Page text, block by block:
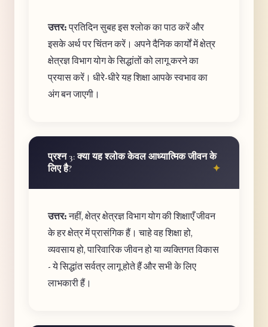
उत्तर:प्रतिदिन सुबह इस श्लोक का पाठ करें और
इसके अर्थ पर चिंतन करें। अपने दैनिक कार्यों में क्षेत्र
क्षेत्रज्ञ विभाग योग के सिद्धांतों को लागू करने का
प्रयास करें। धीरे-धीरे यह शिक्षा आपके स्वभाव का
अंग बन जाएगी।
प्रश्न 3: क्या यह श्लोक केवल आध्यात्मिक जीवन के
लिए है?
उत्तर:नहीं, क्षेत्र क्षेत्रज्ञ विभाग योग की शिक्षाएँ जीवन
के हर क्षेत्र में प्रासंगिक हैं। चाहे वह शिक्षा हो,
व्यवसाय हो, पारिवारिक जीवन हो या व्यक्तिगत विकास
- ये सिद्धांत सर्वत्र लागू होते हैं और सभी के लिए
लाभकारी हैं।